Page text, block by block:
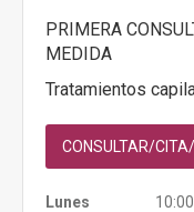
PRIMERA
MEDIDA
Tratamientos
CONSULTAR/
Lunes